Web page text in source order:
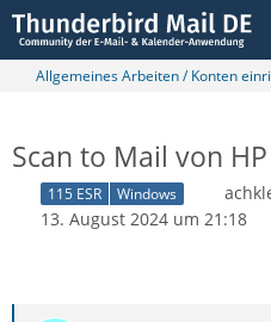
Allgemeines Arbeiten / Konten
Scan to Mail von
115 ESR Windows
13. August 2024 um 21:18